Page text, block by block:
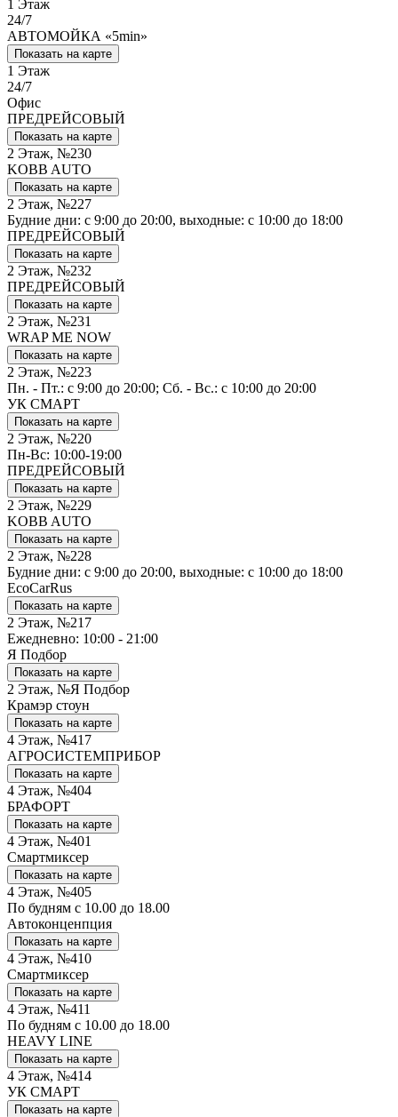
1 Этаж
24/7
АВТОМОЙКА «5min»
Показать на карте
1 Этаж
24/7
Офис
ПРЕДРЕЙСОВЫЙ
Показать на карте
2 Этаж, №230
KOBB AUTO
Показать на карте
2 Этаж, №227
Будние дни: с 9:00 до 20:00, выходные: с 10:00 до 18:00
ПРЕДРЕЙСОВЫЙ
Показать на карте
2 Этаж, №232
ПРЕДРЕЙСОВЫЙ
Показать на карте
2 Этаж, №231
WRAP ME NOW
Показать на карте
2 Этаж, №223
Пн. - Пт.: с 9:00 до 20:00; Сб. - Вс.: с 10:00 до 20:00
УК СМАРТ
Показать на карте
2 Этаж, №220
Пн-Вс: 10:00-19:00
ПРЕДРЕЙСОВЫЙ
Показать на карте
2 Этаж, №229
KOBB AUTO
Показать на карте
2 Этаж, №228
Будние дни: с 9:00 до 20:00, выходные: с 10:00 до 18:00
EcoCarRus
Показать на карте
2 Этаж, №217
Ежедневно: 10:00 - 21:00
Я Подбор
Показать на карте
2 Этаж, №Я Подбор
Крамэр стоун
Показать на карте
4 Этаж, №417
АГРОСИСТЕМПРИБОР
Показать на карте
4 Этаж, №404
БРАФОРТ
Показать на карте
4 Этаж, №401
Смартмиксер
Показать на карте
4 Этаж, №405
По будням с 10.00 до 18.00
Автоконценпция
Показать на карте
4 Этаж, №410
Смартмиксер
Показать на карте
4 Этаж, №411
По будням с 10.00 до 18.00
HEAVY LINE
Показать на карте
4 Этаж, №414
УК СМАРТ
Показать на карте